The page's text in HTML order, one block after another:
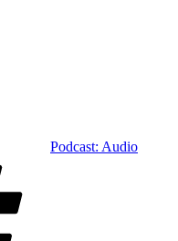
Podcast: Audio